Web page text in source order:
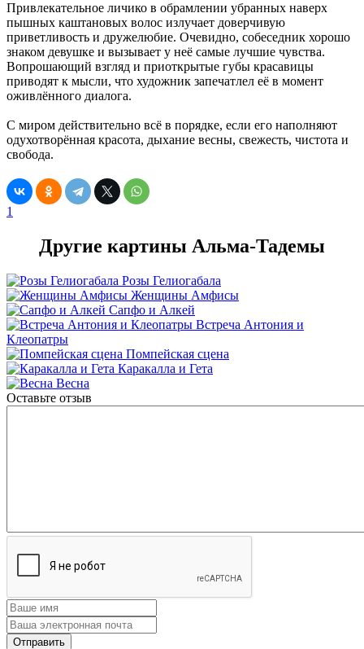
Привлекательное личико в обрамлении убранных наверх
пышных каштановых волос излучает доверчивую
приветливость и дружелюбие. Очевидно, собеседник хорошо
знаком девушке и вызывает у неё самые лучшие чувства.
Вопрошающий взгляд и приоткрытые губы красавицы
приводят к мысли, что художник запечатлел её в момент
оживлённого диалога.
С миром действительно всё в порядке, если его наполняют
одухотворённая красота, дыхание весны, свежесть, чистота и
свобода.
1
Другие картины Альма-Тадемы
Розы Гелиогабала
Женщины Амфисы
Сапфо и Алкей
Встреча Антония и
Клеопатры
Помпейская сцена
Каракалла и Гета
Весна
Оставьте отзыв